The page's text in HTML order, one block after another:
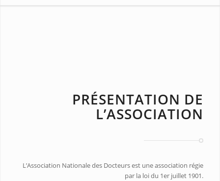
PRÉSENTATION DE
L’ASSOCIATION
L’Association Nationale des Docteurs est une association régie
par la loi du 1er juillet 1901.